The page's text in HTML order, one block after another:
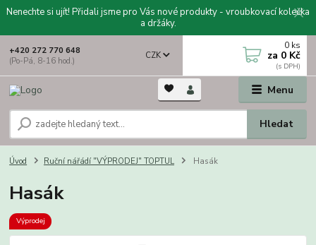
Nenechte si ujít! Přidali jsme pro Vás nové produkty - vroubkovací kolečka
a držáky.
Menu
CZK
Hledat
+420 272 770 648
(Po-Pá, 8-16 hod.)
0 ks
za 0 Kč
Úvod Ruční nářádí "VÝPRODEJ" TOPTUL Hasák
Hasák
Výprodej